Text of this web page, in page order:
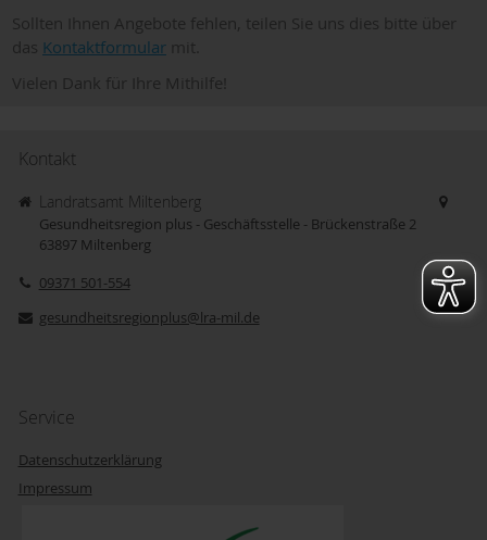
Sollten Ihnen Angebote fehlen, teilen Sie uns dies bitte über
das Kontaktformularmit.
Vielen Dank für Ihre Mithilfe!
Kontakt
Landratsamt Miltenberg
Gesundheitsregion plus - Geschäftsstelle - Brückenstraße 2
63897 Miltenberg
09371 501-554
gesundheitsregionplus@lra-mil.de
Service
Datenschutzerklärung
Impressum